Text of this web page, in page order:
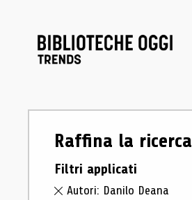
Raffina la ricerca
Filtri applicati
Autori: Danilo Deana